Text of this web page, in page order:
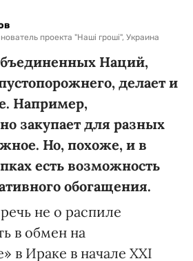
проекта "Наші гроші", Украина
Наций,
делает и
Например,
закупает для разных
Но, похоже, и в
есть возможность
обогащения.
не о распиле
в обмен на
в Ираке в начале ХХІ